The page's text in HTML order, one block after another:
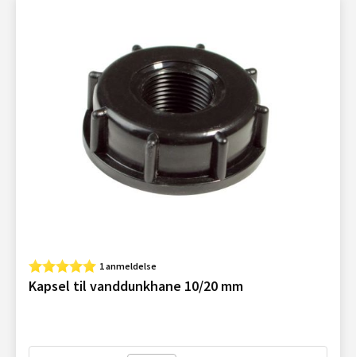
1 anmeldelse
Kapsel til vanddunkhane 10/20 mm